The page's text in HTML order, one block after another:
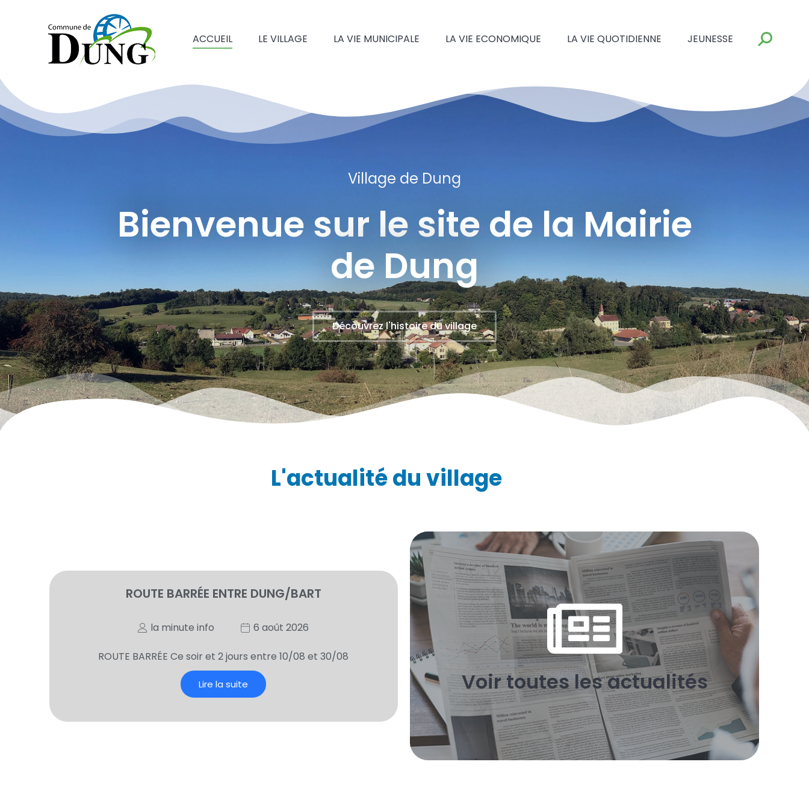
ACCUEIL LE VILLAGE LA VIE MUNICIPALE LA VIE ECONOMIQUE LA VIE QUOTIDIENNE JEUNESSE
Village de Dung
Bienvenue sur le site de la Mairie
de Dung
Découvrez l'histoire du village
L'actualité du village
ROUTE BARRÉE ENTRE DUNG/BART
la minute info 6 août 2026
ROUTE BARRÉE Ce soir et 2 jours entre 10/08 et 30/08
Lire la suite Voir toutes les actualités
Actualités
Vous trouverez ici toutes les actualités du village, de la Mairie.
EN SAVOIR PLUS